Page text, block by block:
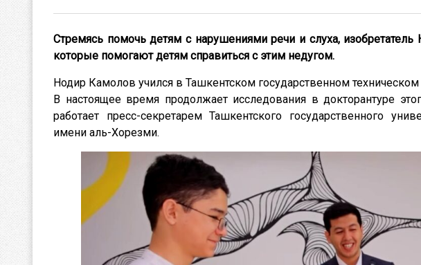
Стремясь помочь детям с нарушениями речи и слуха,
которые помогают детям справиться с этим недугом.
Нодир Камолов учился в Ташкентском государственном
В настоящее время продолжает исследования в докторантуре
работает пресс-секретарем Ташкентского государственного
имени аль-Хорезми.